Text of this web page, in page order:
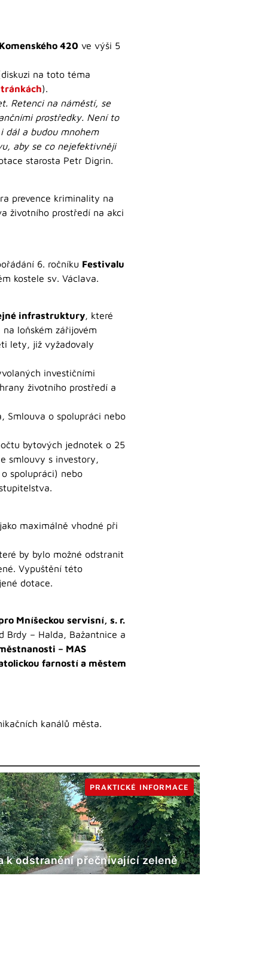
420 ve výši 5
na toto téma
).
Retenci na náměstí, se
prostředky. Není to
dál a budou mnohem
aby se co nejefektivněji
starosta Petr Digrin.
prevence kriminality na
životního prostředí na akci
6. ročníku Festivalu
kostele sv. Václava.
infrastruktury, které
loňském zářijovém
lety, již vyžadovaly
investičními
životního prostředí a
Smlouva o spolupráci nebo
bytových jednotek o 25
smlouvy s investory,
spolupráci) nebo
maximálně vhodné při
by bylo možné odstranit
Vypuštění této
dotace.
Mníšeckou servisní, s. r.
Brdy – Halda, Bažantnice a
– MAS
farností a městem
kanálů města.
k odstranění přečnívající zeleně
PRAKTICKÉ INFORMACE